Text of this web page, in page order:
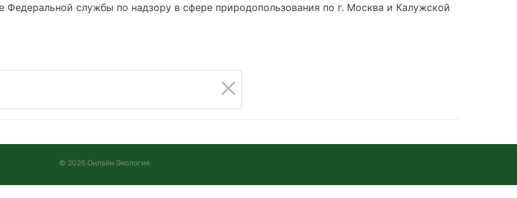
Федеральной службы по надзору в сфере природопользования по г. Москва и Калужской
© 2026 Онлайн Экология